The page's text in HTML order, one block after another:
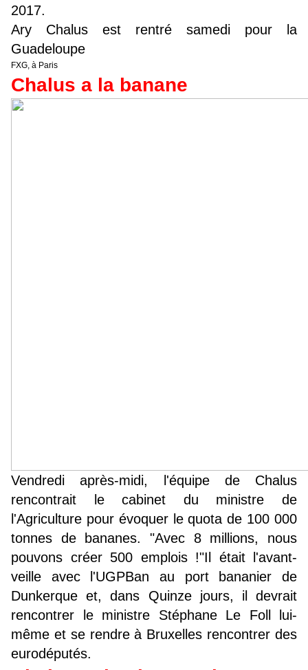
2017.
Ary Chalus est rentré samedi pour la
Guadeloupe
FXG, à Paris
Chalus a la banane
Vendredi après-midi, l'équipe de Chalus
rencontrait le cabinet du ministre de
l'Agriculture pour évoquer le quota de 100 000
tonnes de bananes. "Avec 8 millions, nous
pouvons créer 500 emplois !"Il était l'avant-
veille avec l'UGPBan au port bananier de
Dunkerque et, dans Quinze jours, il devrait
rencontrer le ministre Stéphane Le Foll lui-
même et se rendre à Bruxelles rencontrer des
eurodéputés.